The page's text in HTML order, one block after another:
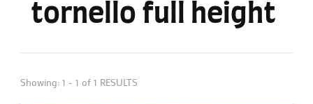
tornello full height
Showing: 1 - 1 of 1 RESULTS